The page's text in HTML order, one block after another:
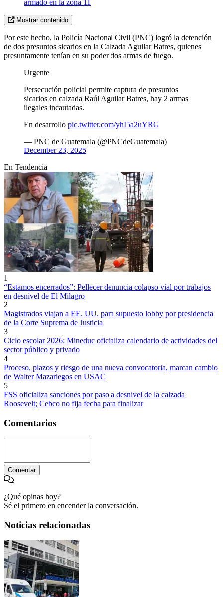
armado en la zona 11
Mostrar contenido
Por este hecho, la Policía Nacional Civil (PNC) logró la detención
de dos presuntos sicarios en la Calzada Aguilar Batres, quienes
presuntamente tenían en su poder dos armas de fuego.
Urgente
Persecución policial permite captura de presuntos
sicarios en calzada Raúl Aguilar Batres, hay 2 armas
ilegales incautadas.
En desarrollo pic.twitter.com/yhI5a2uYRG
— PNC de Guatemala (@PNCdeGuatemala)
December 23, 2025
En Tendencia
1
“Estamos encerrados”: Pellecer denuncia colapso vial por trabajos
en desnivel de El Milagro
2
Magistrados viajan a EE. UU. para supuesto lobby por presidencia
de la Corte Suprema de Justicia
3
Ciclo escolar 2026: Mineduc oficializa calendario de actividades del
sector público y privado
4
Proceso, plazos y riesgo de una nueva convocatoria, marcan cambio
de Walter Mazariegos en USAC
5
FSS oficializa sanciones por paso a desnivel de la calzada
Roosevelt; Cebco no fija fecha para finalizar
Comentarios
Comentar
¿Qué opinas hoy?
Sé el primero en encender la conversación.
Noticias relacionadas